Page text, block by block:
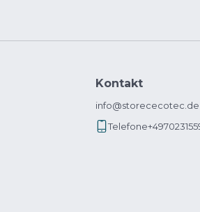
Kontakt
info@storececotec.de
Telefone